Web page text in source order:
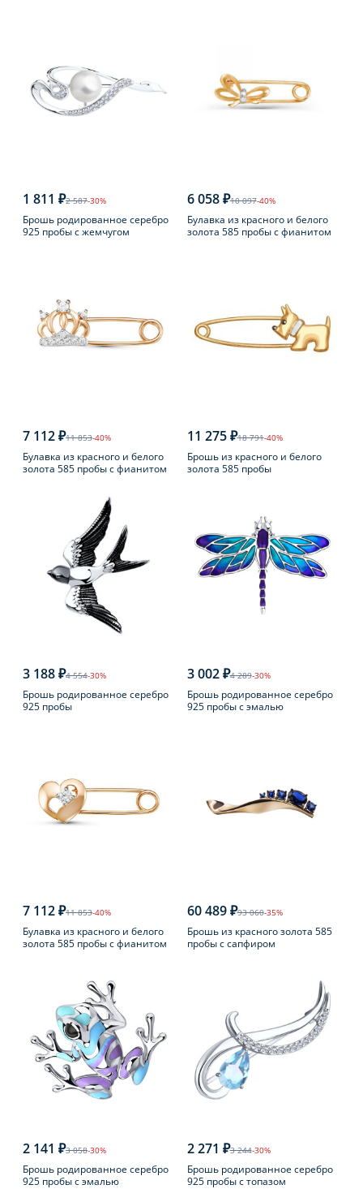
1 811 ₽2 587-30%
Брошь родированное серебро
925 пробы с жемчугом
6 058 ₽10 097-40%
Булавка из красного и белого
золота 585 пробы с фианитом
7 112 ₽11 853-40%
Булавка из красного и белого
золота 585 пробы с фианитом
11 275 ₽18 791-40%
Брошь из красного и белого
золота 585 пробы
3 188 ₽4 554-30%
Брошь родированное серебро
925 пробы
3 002 ₽4 289-30%
Брошь родированное серебро
925 пробы с эмалью
7 112 ₽11 853-40%
Булавка из красного и белого
золота 585 пробы с фианитом
60 489 ₽93 060-35%
Брошь из красного золота 585
пробы с сапфиром
2 141 ₽3 058-30%
Брошь родированное серебро
925 пробы с эмалью
2 271 ₽3 244-30%
Брошь родированное серебро
925 пробы с топазом